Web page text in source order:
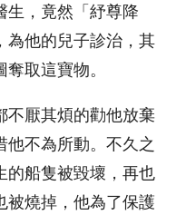
生，竟然「紓尊降
為他的兒子診治，其
取這寶物。
不厭其煩的勸他放棄
不為所動。不久之
的船隻被毀壞，再也
被燒掉，他為了保護